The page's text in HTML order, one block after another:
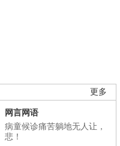
更多
网言网语
病童候诊痛苦躺地无人让，
悲！